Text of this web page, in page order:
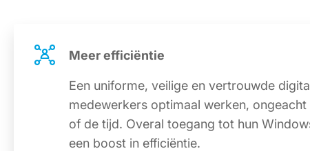
Meer efficiëntie
Een uniforme, veilige en vertrouwde
medewerkers optimaal werken,
of de tijd. Overal toegang tot hun
een boost in efficiëntie.